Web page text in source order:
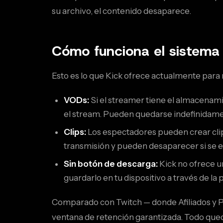
su archivo, el contenido desaparece.
Cómo funciona el
Esto es lo que Kick ofrece actualmente
VODs: Si el streamer tiene el
el stream. Pueden quedarse
Clips: Los espectadores pueden crear
transmisión y pueden desaparecer si se
Sin botón de descarga: Kick no ofrece
guardarlo en tu dispositivo a través de la
Comparado con Twitch — donde Afiliados y
ventana de retención garantizada. Todo